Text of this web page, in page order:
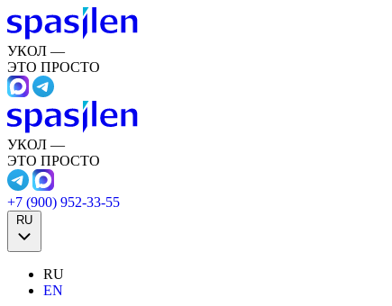
УКОЛ —
ЭТО ПРОСТО
УКОЛ —
ЭТО ПРОСТО
+7 (900) 952-33-55
RU
RU
EN